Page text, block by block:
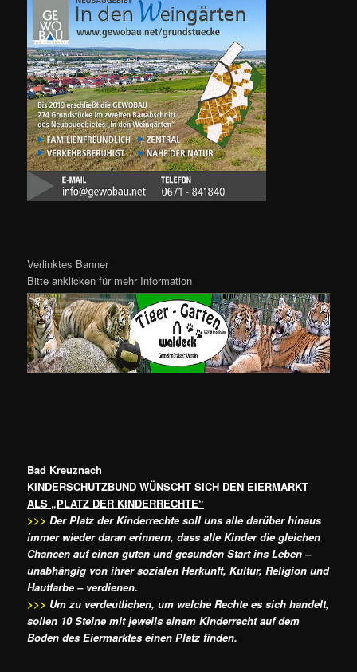
Verlinktes Banner
Bitte anklicken für mehr Information
Bad Kreuznach
KINDERSCHUTZBUND WÜNSCHT SICH DEN EIERMARKT
ALS „PLATZ DER KINDERRECHTE“
>>> Der Platz der Kinderrechte soll uns alle darüber hinaus
immer wieder daran erinnern, dass alle Kinder die gleichen
Chancen auf einen guten und gesunden Start ins Leben –
unabhängig von ihrer sozialen Herkunft, Kultur, Religion und
Hautfarbe – verdienen.
>>> Um zu verdeutlichen, um welche Rechte es sich handelt,
sollen 10 Steine mit jeweils einem Kinderrecht auf dem
Boden des Eiermarktes einen Platz finden.